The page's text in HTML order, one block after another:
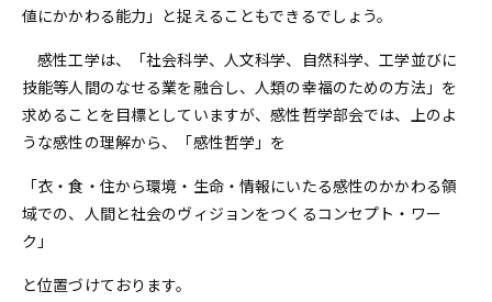
値にかかわる能力」と捉えることもできるでしょう。
感性工学は、「社会科学、人文科学、自然科学、工学並びに
技能等人間のなせる業を融合し、人類の幸福のための方法」を
求めることを目標としていますが、感性哲学部会では、上のよ
うな感性の理解から、「感性哲学」を
「衣・食・住から環境・生命・情報にいたる感性のかかわる領
域での、人間と社会のヴィジョンをつくるコンセプト・ワー
ク」
と位置づけております。